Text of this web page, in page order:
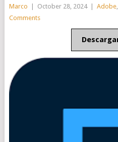
Marco October 28, 2024 Adobe,
Comments